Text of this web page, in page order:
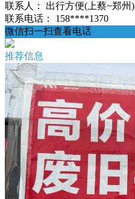
联系人：
出行方便(上蔡~郑州)
联系电话：
158****1370
微信扫一扫查看电话
推荐信息